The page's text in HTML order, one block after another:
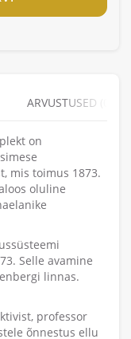
ARVUSTUSED (0)
on
mis toimus 1873.
oluline
Selle avamine
linnas.
professor
õnnestus ellu